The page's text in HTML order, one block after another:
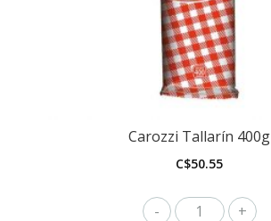
Carozzi Tallarín 400g
C$50.55
Carozzi